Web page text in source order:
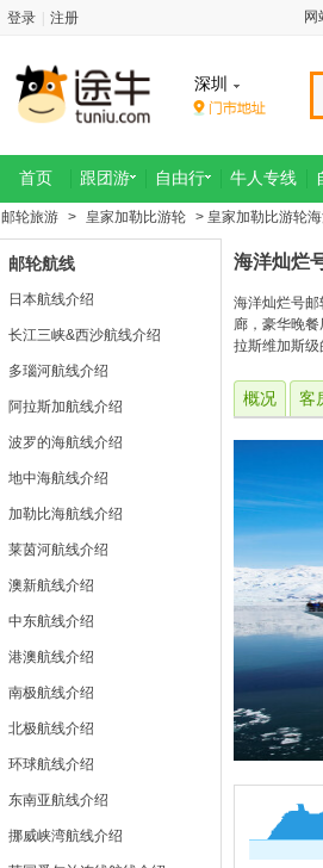
登录 注册 网
深圳
首页 跟团游 自由行 牛人专线
邮轮旅游 > 皇家加勒比游轮 > 皇家加勒比游轮
邮轮航线
日本航线介绍
长江三峡&西沙航线介绍
多瑙河航线介绍
阿拉斯加航线介绍
波罗的海航线介绍
地中海航线介绍
加勒比海航线介绍
莱茵河航线介绍
澳新航线介绍
中东航线介绍
港澳航线介绍
南极航线介绍
北极航线介绍
环球航线介绍
东南亚航线介绍
挪威峡湾航线介绍
海洋灿烂
海洋灿烂号
廊，豪华晚
拉斯维加斯级
概况 客